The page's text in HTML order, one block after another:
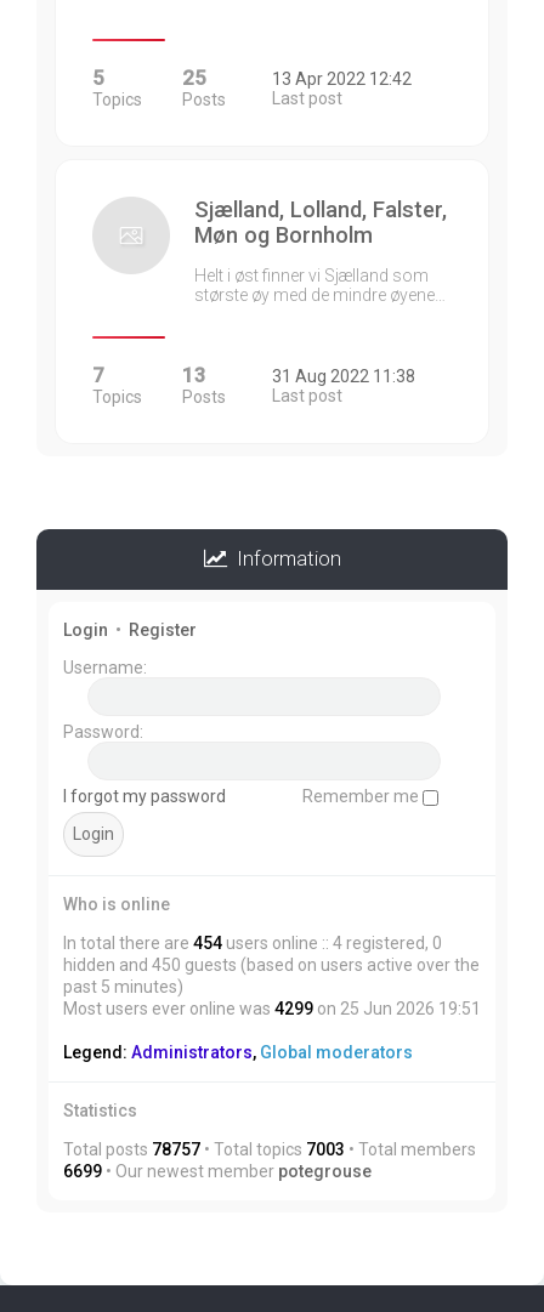
5
Topics
25
Posts
13 Apr 2022 12:42
Last post
Sjælland, Lolland, Falster,
Møn og Bornholm
Helt i øst finner vi Sjælland som
største øy med de mindre øyene…
7
Topics
13
Posts
31 Aug 2022 11:38
Last post
Information
Login • Register
Username:
Password:
I forgot my password Remember me
Who is online
In total there are 454 users online :: 4 registered, 0
hidden and 450 guests (based on users active over the
past 5 minutes)
Most users ever online was 4299 on 25 Jun 2026 19:51
Legend: Administrators, Global moderators
Statistics
Total posts 78757 • Total topics 7003 • Total members
6699 • Our newest member potegrouse